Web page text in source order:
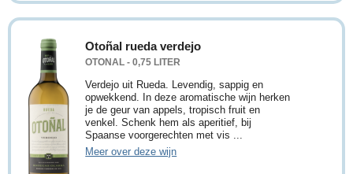
Otoñal rueda verdejo
OTONAL - 0,75 LITER
Verdejo uit Rueda. Levendig, sappig en
opwekkend. In deze aromatische wijn herken
je de geur van appels, tropisch fruit en
venkel. Schenk hem als aperitief, bij
Spaanse voorgerechten met vis ...
Meer over deze wijn